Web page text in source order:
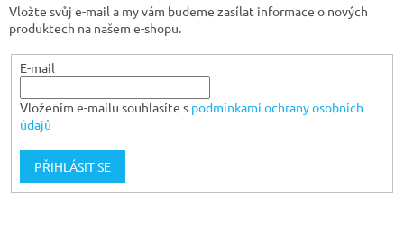
Vložte svůj e-mail a my vám budeme zasílat informace o nových
produktech na našem e-shopu.
E-mail
Vložením e-mailu souhlasíte s podmínkami ochrany osobních
údajů
PŘIHLÁSIT SE